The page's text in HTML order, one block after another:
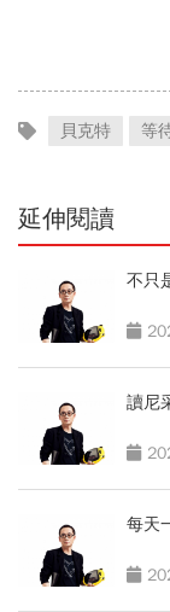
貝克特 等
延伸閱讀
不只
讀尼
每天